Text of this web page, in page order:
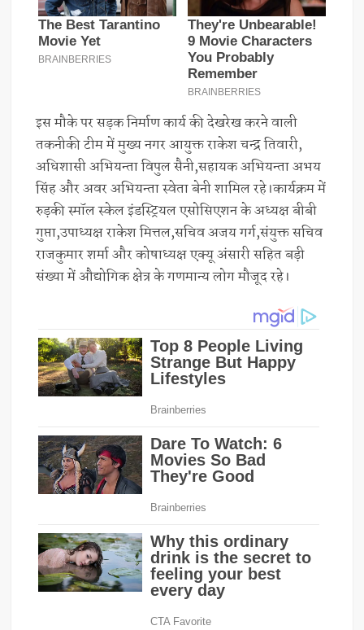
इस मौके पर सड़क निर्माण कार्य की देखरेख करने वाली
तकनीकी टीम में मुख्य नगर आयुक्त राकेश चन्द्र तिवारी,
अधिशासी अभियन्ता विपुल सैनी,सहायक अभियन्ता अभय
सिंह और अवर अभियन्ता स्वेता बेनी शामिल रहे।कार्यक्रम में
रुड़की स्मॉल स्केल इंडस्ट्रियल एसोसिएशन के अध्यक्ष बीबी
गुप्ता,उपाध्यक्ष राकेश मित्तल,सचिव अजय गर्ग,संयुक्त सचिव
राजकुमार शर्मा और कोषाध्यक्ष एक्यू अंसारी सहित बड़ी
संख्या में औद्योगिक क्षेत्र के गणमान्य लोग मौजूद रहे।